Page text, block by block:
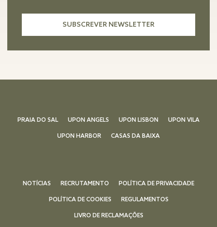
PRAIA DO SAL UPON ANGELS UPON LISBON UPON VILA
UPON HARBOR CASAS DA BAIXA
NOTÍCIAS RECRUTAMENTO POLÍTICA DE PRIVACIDADE
POLÍTICA DE COOKIES REGULAMENTOS
LIVRO DE RECLAMAÇÕES